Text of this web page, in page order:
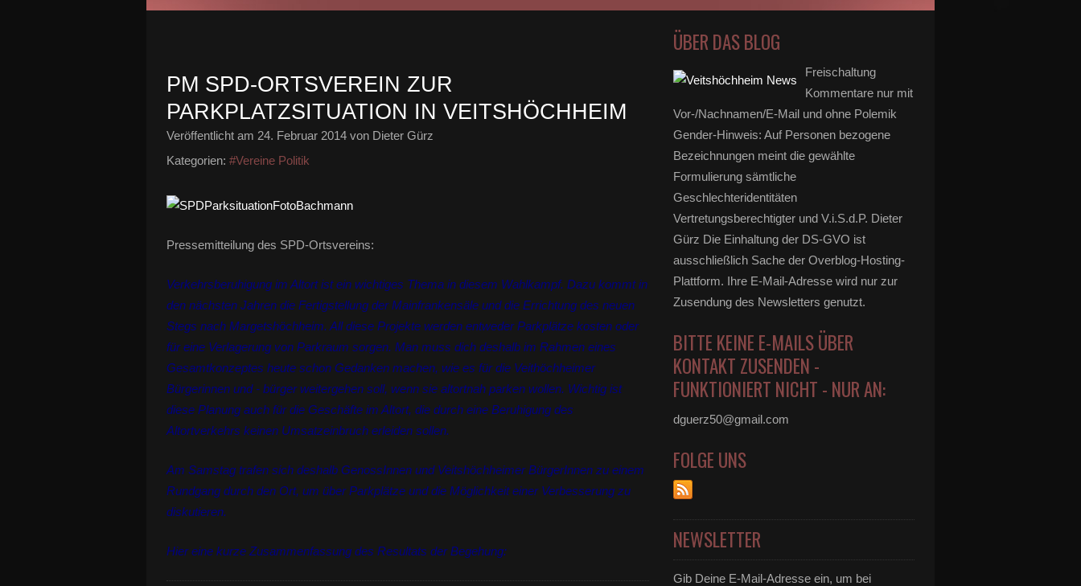
PM SPD-ORTSVEREIN ZUR
PARKPLATZSITUATION IN VEITSHÖCHHEIM
Veröffentlicht am 24. Februar 2014 von Dieter Gürz
Kategorien: #Vereine Politik
Pressemitteilung des SPD-Ortsvereins:
Verkehrsberuhigung im Altort ist ein wichtiges Thema in diesem Wahlkampf. Dazu kommt in
den nächsten Jahren die Fertigstellung der Mainfrankensäle und die Errichtung des neuen
Stegs nach Margetshöchheim. All diese Projekte werden entweder Parkplätze kosten oder
für eine Verlagerung von Parkraum sorgen. Man muss dich deshalb im Rahmen eines
Gesamtkonzeptes heute schon Gedanken machen, wie es für die Veithöchheimer
Bürgerinnen und - bürger weitergehen soll, wenn sie altortnah parken wollen. Wichtig ist
diese Planung auch für die Geschäfte im Altort, die durch eine Beruhigung des
Altortverkehrs keinen Umsatzeinbruch erleiden sollen.
Am Samstag trafen sich deshalb GenossInnen und Veitshöchheimer BürgerInnen zu einem
Rundgang durch den Ort, um über Parkplätze und die Möglichkeit einer Verbesserung zu
diskutieren.
Hier eine kurze Zusammenfassung des Resultats der Begehung:
ÜBER DAS BLOG
Freischaltung
Kommentare nur mit
Vor-/Nachnamen/E-Mail und ohne Polemik
Gender-Hinweis: Auf Personen bezogene
Bezeichnungen meint die gewählte
Formulierung sämtliche
Geschlechteridentitäten
Vertretungsberechtigter und V.i.S.d.P. Dieter
Gürz Die Einhaltung der DS-GVO ist
ausschließlich Sache der Overblog-Hosting-
Plattform. Ihre E-Mail-Adresse wird nur zur
Zusendung des Newsletters genutzt.
BITTE KEINE E-MAILS ÜBER
KONTAKT ZUSENDEN -
FUNKTIONIERT NICHT - NUR AN:
dguerz50@gmail.com
FOLGE UNS
NEWSLETTER
Gib Deine E-Mail-Adresse ein, um bei